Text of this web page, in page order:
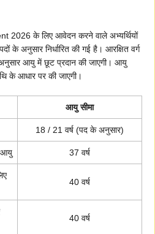
2026 के लिए आवेदन करने वाले अभ्यर्थियों
के अनुसार निर्धारित की गई है। आरक्षित वर्ग
अनुसार आयु में छूट प्रदान की जाएगी। आयु
के आधार पर की जाएगी।
आयु सीमा
18 / 21 वर्ष (पद के अनुसार)
आयु 37 वर्ष
40 वर्ष
40 वर्ष